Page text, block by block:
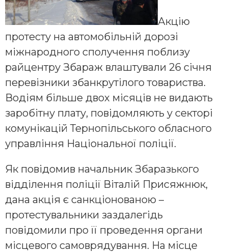
Акцію
протесту на автомобільній дорозі
міжнародного сполучення поблизу
райцентру Збараж влаштували 26 січня
перевізники збанкрутілого товариства.
Водіям більше двох місяців не видають
заробітну плату, повідомляють у секторі
комунікацій Тернопільського обласного
управління Національної поліції.
Як повідомив начальник Збаразького
відділення поліції Віталій Присяжнюк,
дана акція є санкціонованою –
протестувальники заздалегідь
повідомили про її проведення органи
місцевого самоврядування. На місце